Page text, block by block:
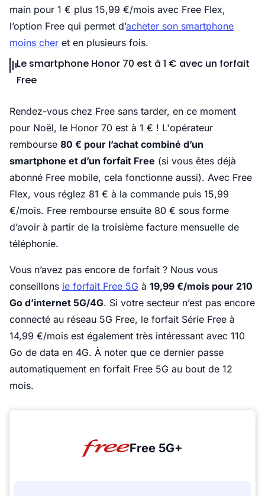
main pour 1 € plus 15,99 €/mois avec Free Flex,
l’option Free qui permet d’acheter son smartphone
moins cher et en plusieurs fois.
Le smartphone Honor 70 est à 1 € avec un forfait
Free
Rendez-vous chez Free sans tarder, en ce moment
pour Noël, le Honor 70 est à 1 € ! L'opérateur
rembourse 80 € pour l’achat combiné d’un
smartphone et d’un forfait Free (si vous êtes déjà
abonné Free mobile, cela fonctionne aussi). Avec Free
Flex, vous réglez 81 € à la commande puis 15,99
€/mois. Free rembourse ensuite 80 € sous forme
d’avoir à partir de la troisième facture mensuelle de
téléphonie.
Vous n’avez pas encore de forfait ? Nous vous
conseillons le forfait Free 5G à 19,99 €/mois pour 210
Go d’internet 5G/4G. Si votre secteur n’est pas encore
connecté au réseau 5G Free, le forfait Série Free à
14,99 €/mois est également très intéressant avec 110
Go de data en 4G. À noter que ce dernier passe
automatiquement en forfait Free 5G au bout de 12
mois.
Free 5G+